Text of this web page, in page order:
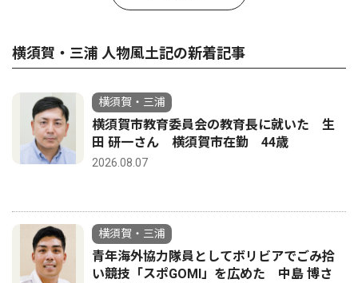
横須賀・三浦 人物風土記の新着記事
横須賀・三浦
横須賀市教育委員会の教育長に就いた 生
田 研一さん 横須賀市在勤 44歳
2026.08.07
横須賀・三浦
青年海外協力隊員としてボリビアでごみ拾
い競技「スポGOMI」を広めた 中島 博さ